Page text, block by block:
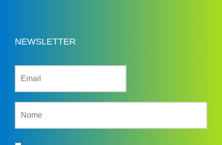
NEWSLETTER